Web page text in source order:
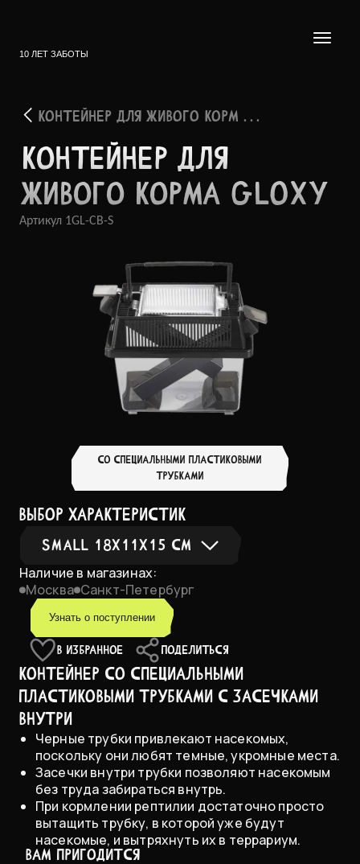
10 ЛЕТ ЗАБОТЫ
КОНТЕЙНЕР ДЛЯ ЖИВОГО КОРМ . . .
КОНТЕ­ЙНЕР ДЛЯ
ЖИВОГО КОРМА GLOXY
Артикул 1GL-CB-S
выбор характеристик
SMALL 18X11X15 СМ
Small 18x11x15 см
Medium 27x17x18 см
Наличие в магазинах:
Москва Санкт-Петербург
Узнать о поступлении
В ИЗБРАННОЕ ПОДЕЛИТЬСЯ
СО СПЕЦИАЛЬНЫМИ ПЛАСТИКОВЫМИ
ТРУБКАМИ
Контейнер со специальными
пластиковыми трубками с засечками
внутри
Черные трубки привлекают насекомых,
поскольку они любят темные, укромные места.
Засечки внутри трубки позволяют насекомым
без труда забираться внутрь.
При кормлении рептилии достаточно просто
вытащить трубку, в которой уже будут
насекомые, и вытряхнуть их в террариум.
ВАМ ПРИГОДИТСЯ